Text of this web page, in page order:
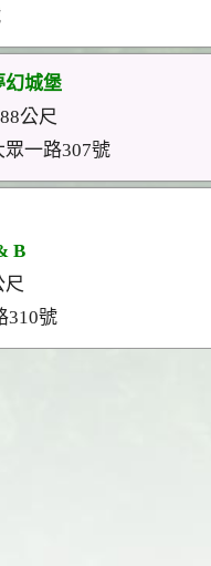
幻城堡
公尺
一路307號
B
尺
310號